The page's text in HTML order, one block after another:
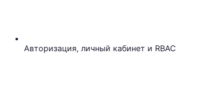
Авторизация, личный кабинет и RBAC